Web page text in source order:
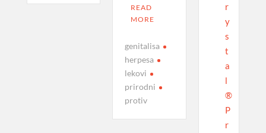
READ
MORE
genitalisa
herpesa
lekovi
prirodni
protiv
r
y
s
t
a
l
®
P
r